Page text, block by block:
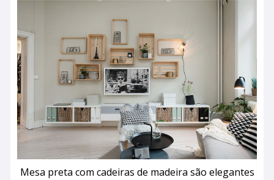
Mesa preta com cadeiras de madeira são elegantes